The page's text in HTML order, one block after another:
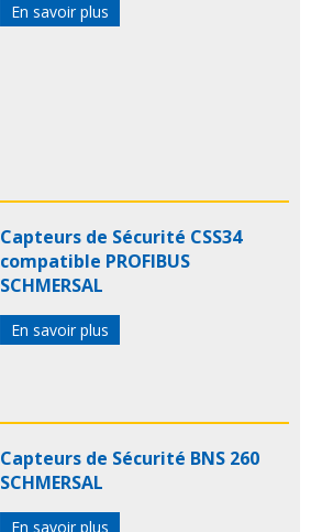
En savoir plus
Capteurs de Sécurité CSS34
compatible PROFIBUS
SCHMERSAL
En savoir plus
Capteurs de Sécurité BNS 260
SCHMERSAL
En savoir plus